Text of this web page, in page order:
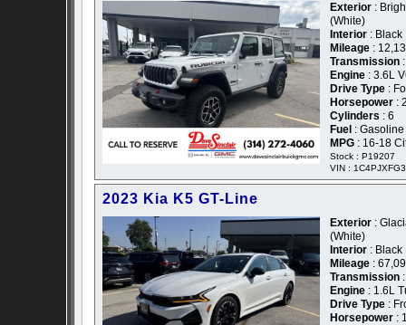
Exterior :
(White)
Interior : Black
Mileage :
Transmission
Engine : 3.6L
Drive Type :
Horsepower :
Cylinders : 6
Fuel : Gasoline
MPG : 16-18
Stock : P19207
VIN :
2023 Kia K5 GT-Line
Exterior :
(White)
Interior : Black
Mileage :
Transmission
Engine : 1.6L
Drive Type :
Horsepower :